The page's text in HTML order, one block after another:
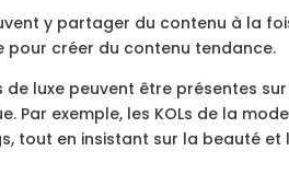
y partager du contenu à la
pour créer du contenu tendance.
luxe peuvent être présentes sur
exemple, les KOLs de la
tout en insistant sur la beauté et